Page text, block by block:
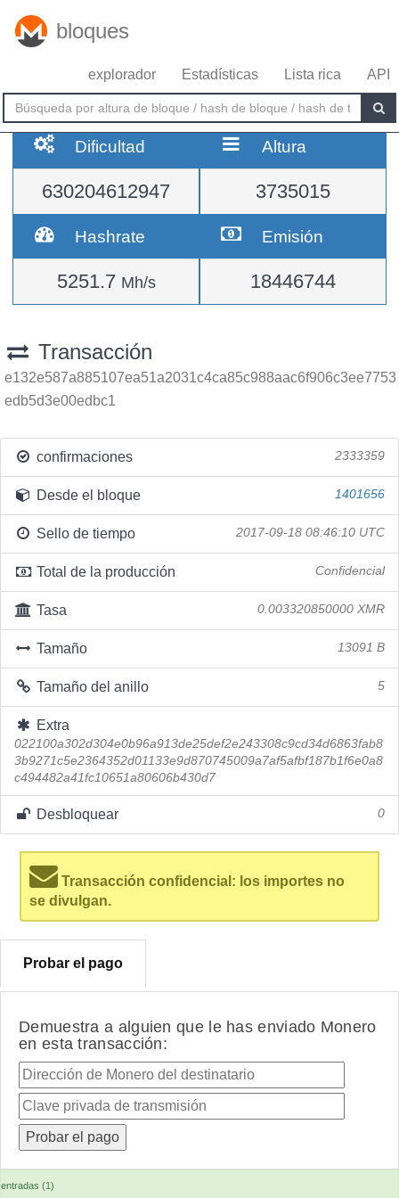
bloques
explorador Estadísticas Lista rica API
Dificultad
630204612947
Altura
3735015
Hashrate
5251.7 Mh/s
Emisión
18446744
Transacción
e132e587a885107ea51a2031c4ca85c988aac6f906c3ee7753
edb5d3e00edbc1
confirmaciones 2333359
Desde el bloque 1401656
Sello de tiempo 2017-09-18 08:46:10 UTC
Total de la producción Confidencial
Tasa 0.003320850000 XMR
Tamaño 13091 B
Tamaño del anillo 5
Extra
022100a302d304e0b96a913de25def2e243308c9cd34d6863fab8
3b9271c5e2364352d01133e9d870745009a7af5afbf187b1f6e0a8
c494482a41fc10651a80606b430d7
Desbloquear 0
Transacción confidencial: los importes no
se divulgan.
Probar el pago
Demuestra a alguien que le has enviado Monero
en esta transacción:
entradas (1)